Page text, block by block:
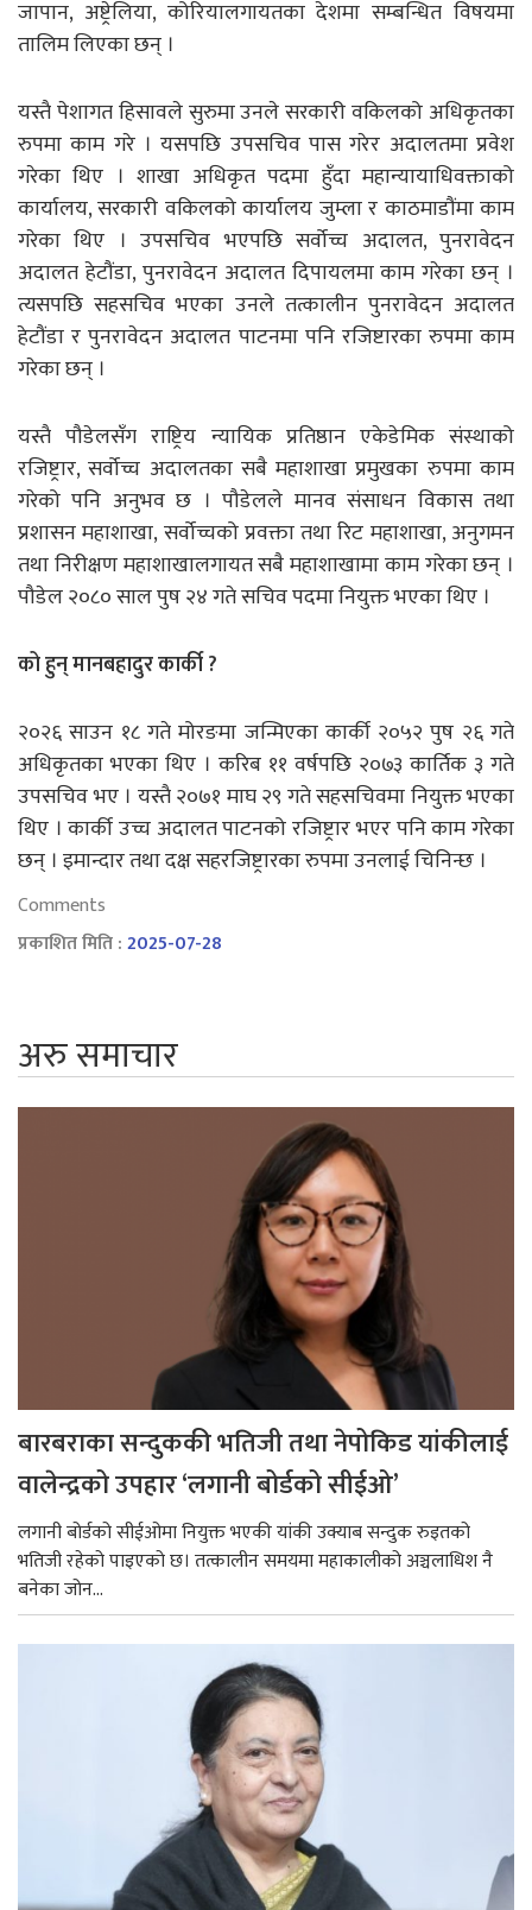
जापान, अष्ट्रेलिया, कोरियालगायतका देशमा सम्बन्धित विषयमा
तालिम लिएका छन् ।
यस्तै पेशागत हिसावले सुरुमा उनले सरकारी वकिलको अधिकृतका
रुपमा काम गरे । यसपछि उपसचिव पास गरेर अदालतमा प्रवेश
गरेका थिए । शाखा अधिकृत पदमा हुँदा महान्यायाधिवक्ताको
कार्यालय, सरकारी वकिलको कार्यालय जुम्ला र काठमाडौंमा काम
गरेका थिए । उपसचिव भएपछि सर्वोच्च अदालत, पुनरावेदन
अदालत हेटौंडा, पुनरावेदन अदालत दिपायलमा काम गरेका छन् ।
त्यसपछि सहसचिव भएका उनले तत्कालीन पुनरावेदन अदालत
हेटौंडा र पुनरावेदन अदालत पाटनमा पनि रजिष्टारका रुपमा काम
गरेका छन् ।
यस्तै पौडेलसँग राष्ट्रिय न्यायिक प्रतिष्ठान एकेडेमिक संस्थाको
रजिष्ट्रार, सर्वोच्च अदालतका सबै महाशाखा प्रमुखका रुपमा काम
गरेको पनि अनुभव छ । पौडेलले मानव संसाधन विकास तथा
प्रशासन महाशाखा, सर्वोच्चको प्रवक्ता तथा रिट महाशाखा, अनुगमन
तथा निरीक्षण महाशाखालगायत सबै महाशाखामा काम गरेका छन् ।
पौडेल २०८० साल पुष २४ गते सचिव पदमा नियुक्त भएका थिए ।
को हुन् मानबहादुर कार्की ?
२०२६ साउन १८ गते मोरङमा जन्मिएका कार्की २०५२ पुष २६ गते
अधिकृतका भएका थिए । करिब ११ वर्षपछि २०७३ कार्तिक ३ गते
उपसचिव भए । यस्तै २०७१ माघ २९ गते सहसचिवमा नियुक्त भएका
थिए । कार्की उच्च अदालत पाटनको रजिष्ट्रार भएर पनि काम गरेका
छन् । इमान्दार तथा दक्ष सहरजिष्ट्रारका रुपमा उनलाई चिनिन्छ ।
Comments
प्रकाशित मिति :2025-07-28
अरु समाचार
बारबराका सन्दुककी भतिजी तथा नेपोकिड यांकीलाई
वालेन्द्रको उपहार ‘लगानी बोर्डको सीईओ’
लगानी बोर्डको सीईओमा नियुक्त भएकी यांकी उक्याब सन्दुक रुइतको
भतिजी रहेको पाइएको छ। तत्कालीन समयमा महाकालीको अञ्चलाधिश नै
बनेका जोन...